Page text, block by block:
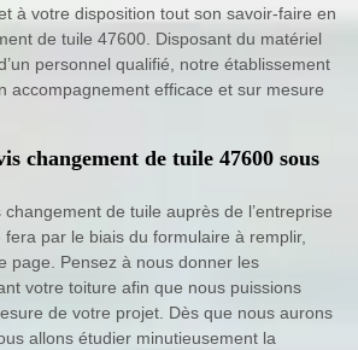
à votre disposition tout son savoir-faire en
de tuile 47600. Disposant du matériel
personnel qualifié, notre établissement
accompagnement efficace et sur mesure
changement de tuile 47600 sous
de tuile auprès de l’entreprise
fera par le biais du formulaire à remplir,
page. Pensez à nous donner les
votre toiture afin que nous puissions
de votre projet. Dès que nous aurons
allons étudier minutieusement la